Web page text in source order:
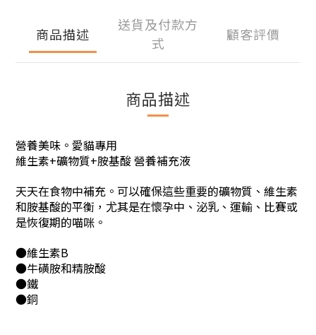
商品描述
送貨及付款方
式
顧客評價
商品描述
營養美味。愛貓專用
維生素+礦物質+胺基酸 營養補充液
天天在食物中補充。可以確保這些重要的礦物質、維生素
和胺基酸的平衡，尤其是在懷孕中、泌乳、運輸、比賽或
是恢復期的喵咪。
●維生素B
●牛磺胺和精胺酸
●鐵
●銅